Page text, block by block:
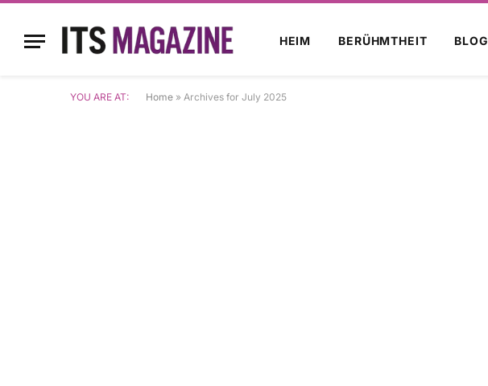
HEIM BERÜHMTHEIT BLOG
YOU ARE AT: Home » Archives for July 2025